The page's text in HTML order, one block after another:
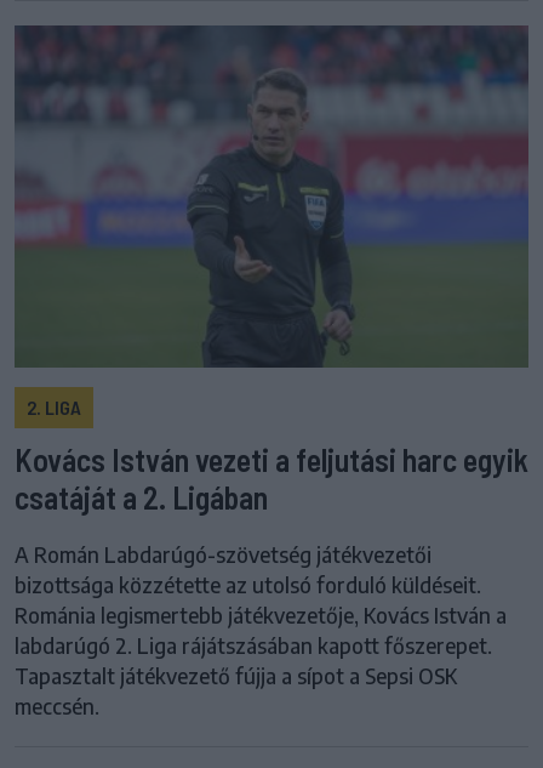
2. LIGA
Kovács István vezeti a feljutási harc egyik
csatáját a 2. Ligában
A Román Labdarúgó-szövetség játékvezetői
bizottsága közzétette az utolsó forduló küldéseit.
Románia legismertebb játékvezetője, Kovács István a
labdarúgó 2. Liga rájátszásában kapott főszerepet.
Tapasztalt játékvezető fújja a sípot a Sepsi OSK
meccsén.